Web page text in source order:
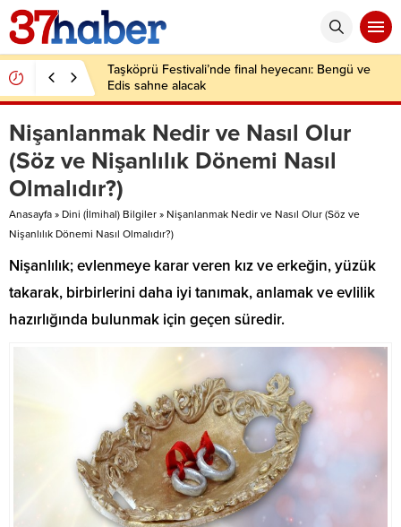
Taşköprü Festivali’nde final heyecanı: Bengü ve
Edis sahne alacak
Nişanlanmak Nedir ve Nasıl Olur
(Söz ve Nişanlılık Dönemi Nasıl
Olmalıdır?)
Anasayfa » Dini (İlmihal) Bilgiler » Nişanlanmak Nedir ve Nasıl Olur (Söz ve
Nişanlılık Dönemi Nasıl Olmalıdır?)
Nişanlılık; evlenmeye karar veren kız ve erkeğin, yüzük
takarak, birbirlerini daha iyi tanımak, anlamak ve evlilik
hazırlığında bulunmak için geçen süredir.